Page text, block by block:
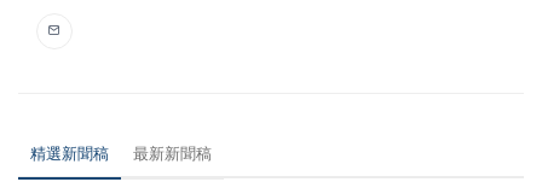
精選新聞稿 最新新聞稿